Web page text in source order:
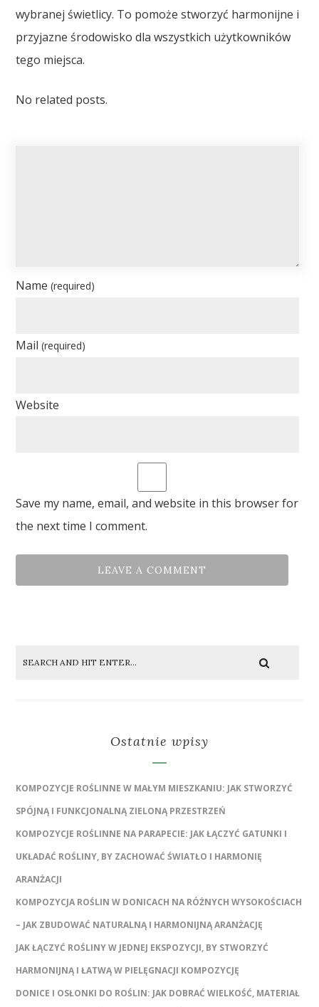
wybranej świetlicy. To pomoże stworzyć harmonijne i
przyjazne środowisko dla wszystkich użytkowników
tego miejsca.
No related posts.
Name(required)
Mail(required)
Website
Save my name, email, and website in this browser for
the next time I comment.
Ostatnie wpisy
KOMPOZYCJE ROŚLINNE W MAŁYM MIESZKANIU: JAK STWORZYĆ
SPÓJNĄ I FUNKCJONALNĄ ZIELONĄ PRZESTRZEŃ
KOMPOZYCJE ROŚLINNE NA PARAPECIE: JAK ŁĄCZYĆ GATUNKI I
UKŁADAĆ ROŚLINY, BY ZACHOWAĆ ŚWIATŁO I HARMONIĘ
ARANŻACJI
KOMPOZYCJA ROŚLIN W DONICACH NA RÓŻNYCH WYSOKOŚCIACH
– JAK ZBUDOWAĆ NATURALNĄ I HARMONIJNĄ ARANŻACJĘ
JAK ŁĄCZYĆ ROŚLINY W JEDNEJ EKSPOZYCJI, BY STWORZYĆ
HARMONIJNĄ I ŁATWĄ W PIELĘGNACJI KOMPOZYCJĘ
DONICE I OSŁONKI DO ROŚLIN: JAK DOBRAĆ WIELKOŚĆ, MATERIAŁ